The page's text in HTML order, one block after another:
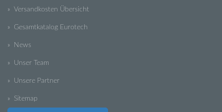
» Versandkosten Übersicht
» Gesamtkatalog Eurotech
» News
» Unser Team
» Unsere Partner
» Sitemap